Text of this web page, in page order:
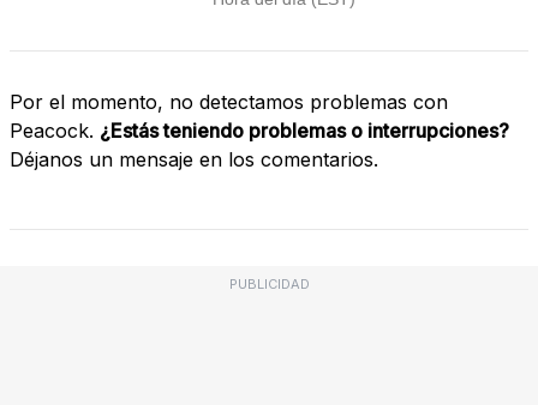
Por el momento, no detectamos problemas con
Peacock. ¿Estás teniendo problemas o interrupciones?
Déjanos un mensaje en los comentarios.
PUBLICIDAD